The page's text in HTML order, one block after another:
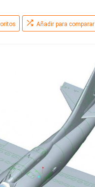
Añadir para comparar